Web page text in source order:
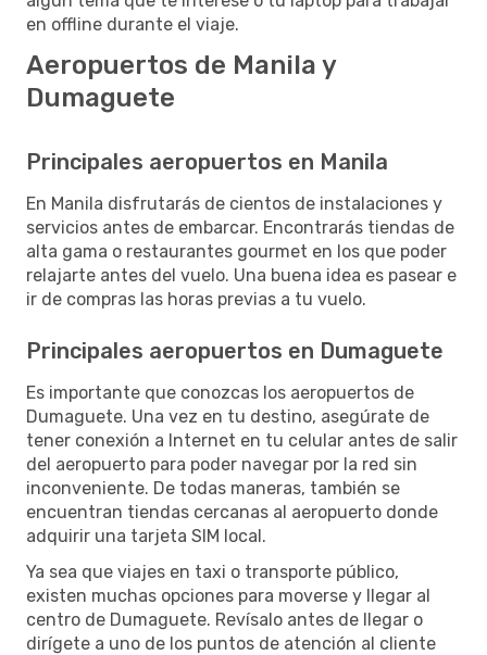
en offline durante el viaje.
Aeropuertos de Manila y
Dumaguete
Principales aeropuertos en Manila
En Manila disfrutarás de cientos de instalaciones y
servicios antes de embarcar. Encontrarás tiendas de
alta gama o restaurantes gourmet en los que poder
relajarte antes del vuelo. Una buena idea es pasear e
ir de compras las horas previas a tu vuelo.
Principales aeropuertos en Dumaguete
Es importante que conozcas los aeropuertos de
Dumaguete. Una vez en tu destino, asegúrate de
tener conexión a Internet en tu celular antes de salir
del aeropuerto para poder navegar por la red sin
inconveniente. De todas maneras, también se
encuentran tiendas cercanas al aeropuerto donde
adquirir una tarjeta SIM local.
Ya sea que viajes en taxi o transporte público,
existen muchas opciones para moverse y llegar al
centro de Dumaguete. Revísalo antes de llegar o
dirígete a uno de los puntos de atención al cliente